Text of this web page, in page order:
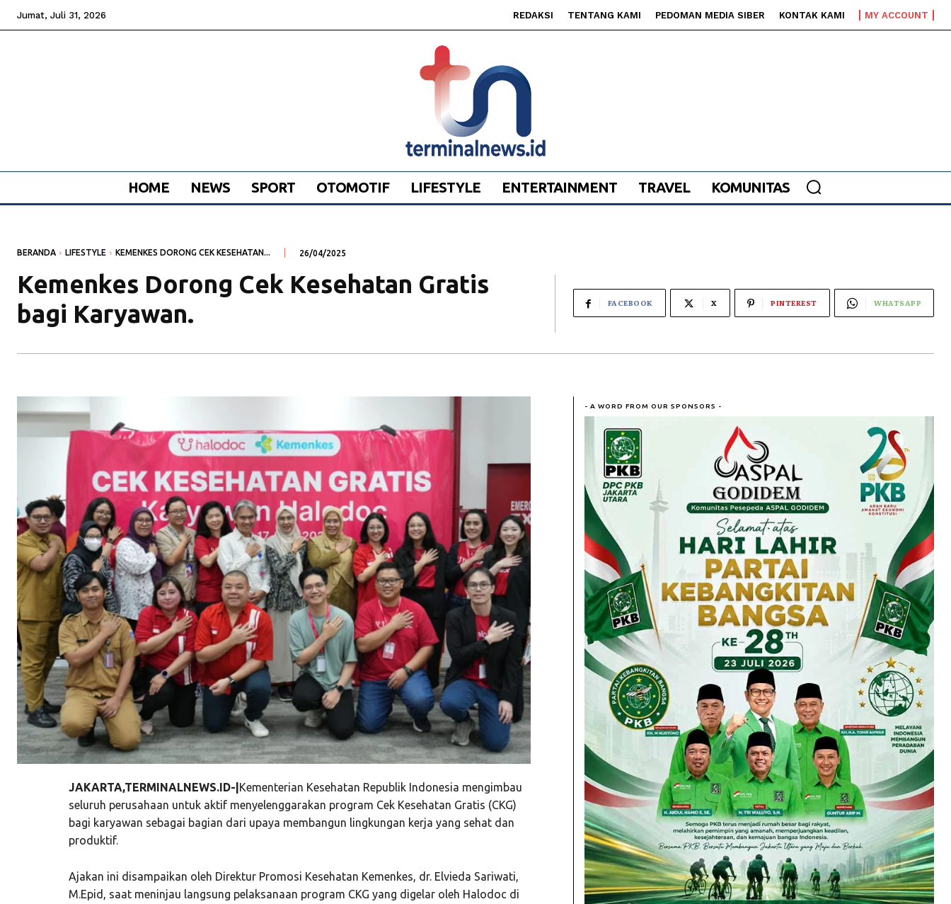
Jumat, Juli 31, 2026 REDAKSI TENTANG KAMI PEDOMAN MEDIA SIBER KONTAK KAMI MY ACCOUNT
HOME NEWS SPORT OTOMOTIF LIFESTYLE ENTERTAINMENT TRAVEL KOMUNITAS
BERANDA LIFESTYLE KEMENKES DORONG CEK KESEHATAN... 26/04/2025
Kemenkes Dorong Cek Kesehatan Gratis
bagi Karyawan.
FACEBOOK X PINTEREST WHATSAPP
JAKARTA,TERMINALNEWS.ID-| Kementerian Kesehatan Republik Indonesia mengimbau
seluruh perusahaan untuk aktif menyelenggarakan program Cek Kesehatan Gratis (CKG)
bagi karyawan sebagai bagian dari upaya membangun lingkungan kerja yang sehat dan
produktif.
Ajakan ini disampaikan oleh Direktur Promosi Kesehatan Kemenkes, dr. Elvieda Sariwati,
M.Epid, saat meninjau langsung pelaksanaan program CKG yang digelar oleh Halodoc di
- A WORD FROM OUR SPONSORS -